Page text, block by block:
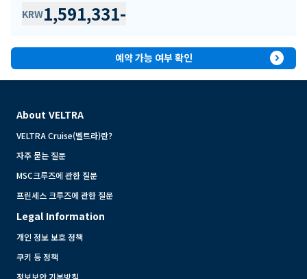
KRW1,591,331-
예약 가능 여부 확인 expand_circle_right
About VELTRA
VELTRA Cruise(벨트라)란?
자주 묻는 질문
MSC크루즈에 관한 질문
프린세스 크루즈에 관한 질문
Legal Information
개인 정보 보호 정책
쿠키 등 정책
정보보안 기본방침